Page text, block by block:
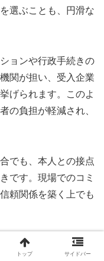
選ぶことも、円滑な
ョンや行政手続きの
関が担い、受入企業
げられます。このよ
の負担が軽減され、
でも、本人との接点
です。現場でのコミ
頼関係を築く上でも
・企業双方に利
トップ サイドバー